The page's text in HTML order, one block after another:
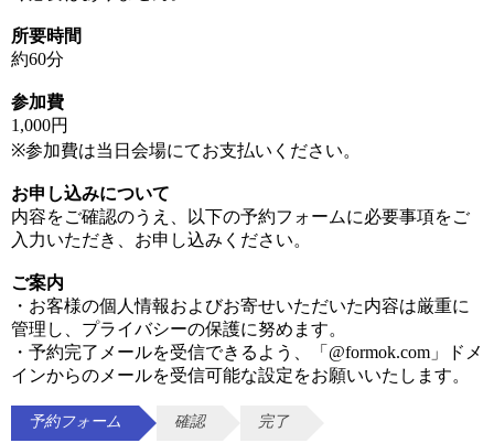
所要時間
約60分
参加費
1,000円
※参加費は当日会場にてお支払いください。
お申し込みについて
内容をご確認のうえ、以下の予約フォームに必要事項をご
入力いただき、お申し込みください。
ご案内
・お客様の個人情報およびお寄せいただいた内容は厳重に
管理し、プライバシーの保護に努めます。
・予約完了メールを受信できるよう、「 @formok.com 」ドメ
インからのメールを受信可能な設定をお願いいたします。
予約フォーム 確認 完了